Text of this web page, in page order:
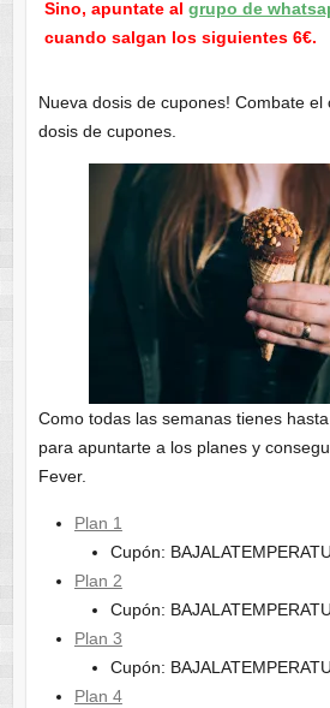
Sino, apuntate al grupo de
cuando salgan los siguientes 6€.
Nueva dosis de cupones! Combate el
dosis de cupones.
Como todas las semanas tienes
para apuntarte a los planes y
Fever.
Plan 1
Cupón:
Plan 2
Cupón:
Plan 3
Cupón:
Plan 4